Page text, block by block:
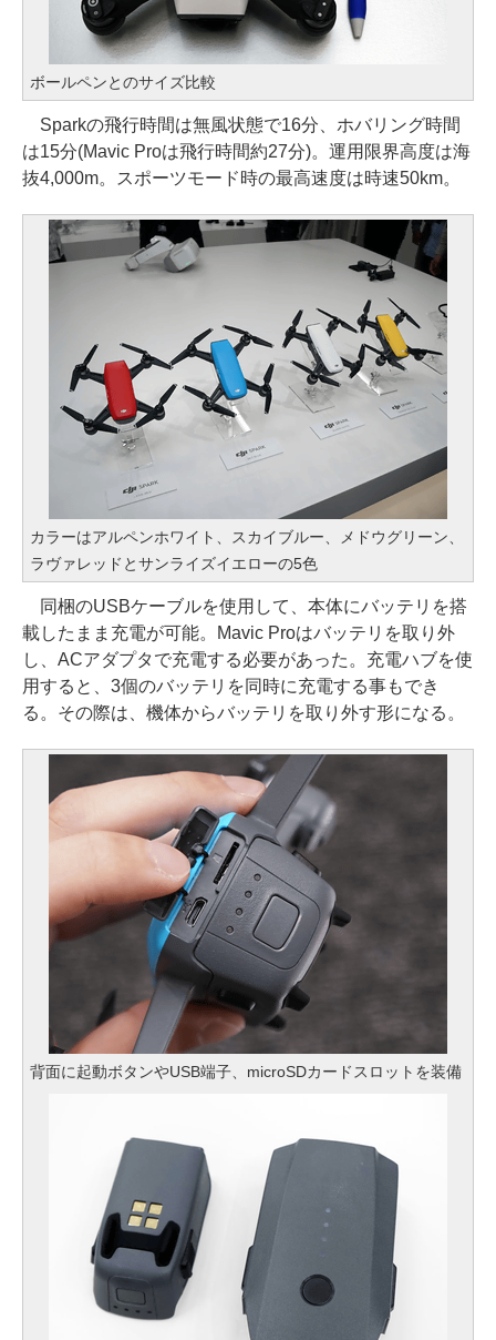
ボールペンとのサイズ比較
Sparkの飛行時間は無風状態で16分、ホバリング時間
は15分(Mavic Proは飛行時間約27分)。運用限界高度は海
抜4,000m。スポーツモード時の最高速度は時速50km。
カラーはアルペンホワイト、スカイブルー、メドウグリーン、
ラヴァレッドとサンライズイエローの5色
同梱のUSBケーブルを使用して、本体にバッテリを搭
載したまま充電が可能。Mavic Proはバッテリを取り外
し、ACアダプタで充電する必要があった。充電ハブを使
用すると、3個のバッテリを同時に充電する事もでき
る。その際は、機体からバッテリを取り外す形になる。
背面に起動ボタンやUSB端子、microSDカードスロットを装備